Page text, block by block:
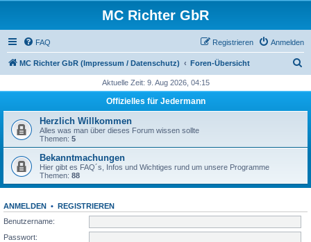
MC Richter GbR
FAQ Anmelden
Registrieren
MC Richter GbR (Impressum / Datenschutz) Foren-Übersicht
h
Aktuelle Zeit: 9. Aug 2026, 04:15
Offizielles für Jedermann
Herzlich Willkommen
Alles was man über dieses Forum wissen sollte
Themen: 5
Bekanntmachungen
Hier gibt es FAQ´s, Infos und Wichtiges rund um unsere Programme
Themen: 88
ANMELDEN • REGISTRIEREN
Benutzername:
Passwort: